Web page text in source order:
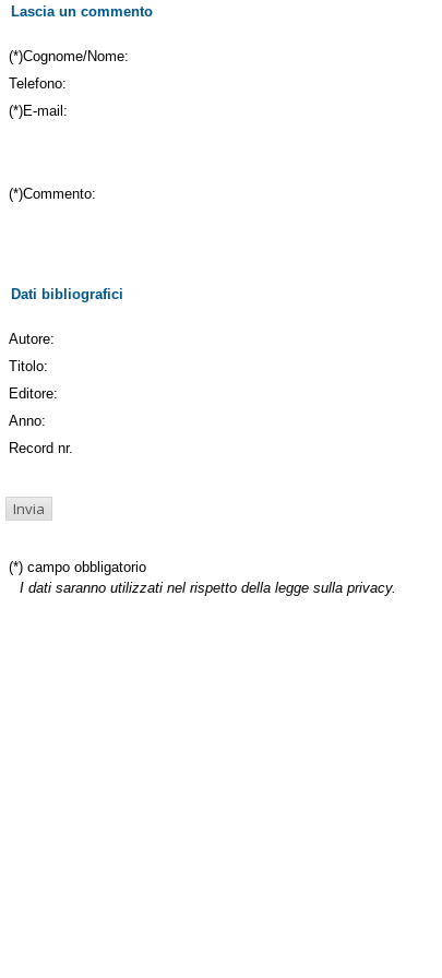
Lascia un commento
(*)Cognome/Nome:
Telefono:
(*)E-mail:
(*)Commento:
Dati bibliografici
Autore:
Titolo:
Editore:
Anno:
Record nr.
(*) campo obbligatorio
I dati saranno utilizzati nel rispetto della legge sulla privacy.